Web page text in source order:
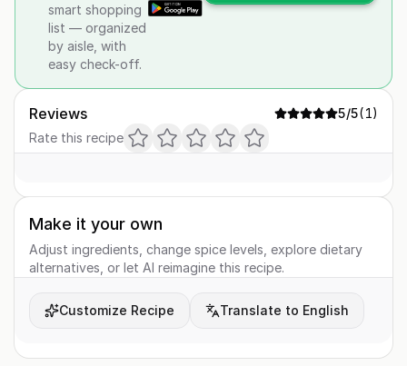
smart shopping
list — organized
by aisle, with
easy check-off.
Reviews 5/5(1)
Rate this recipe
Make it your own
Adjust ingredients, change spice levels, explore dietary
alternatives, or let AI reimagine this recipe.
Customize Recipe Translate to English